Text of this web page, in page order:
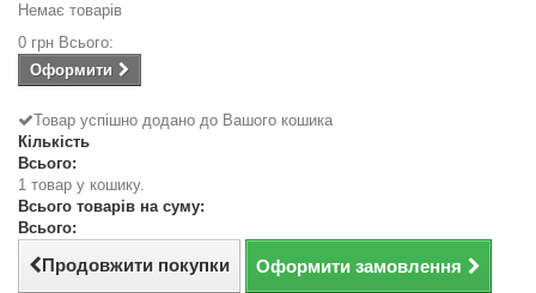
Немає товарів
0 грн Всього:
Оформити
Товар успішно додано до Вашого кошика
Кількість
Всього:
1 товар у кошику.
Всього товарів на суму:
Всього:
Продовжити покупки Оформити замовлення